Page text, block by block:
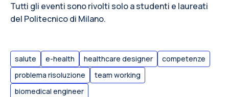
Tutti gli eventi sono rivolti solo a studenti e laureati
del Politecnico di Milano.
salute e-health healthcare designer
competenze
problema risoluzione
team working
biomedical engineer